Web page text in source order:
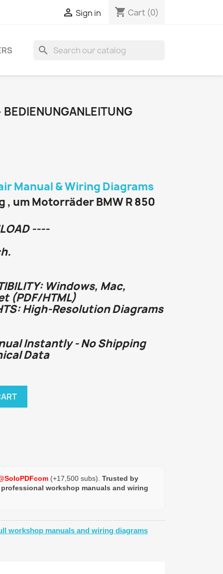
 Sign in shopping_cart Cart (0)
search
Manual & Wiring Diagrams
um Motorräder BMW R 850
----
Windows, Mac,
(PDF/HTML)
High-Resolution Diagrams
Instantly - No Shipping
Data
(+17,500 subs). Trusted by
workshop manuals and wiring
workshop manuals and wiring diagrams